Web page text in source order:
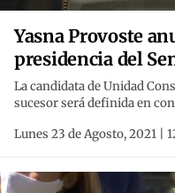
Yasna Provoste
presidencia del
La candidata de Unidad
sucesor será definida en
Lunes 23 de Agosto, 2021 |